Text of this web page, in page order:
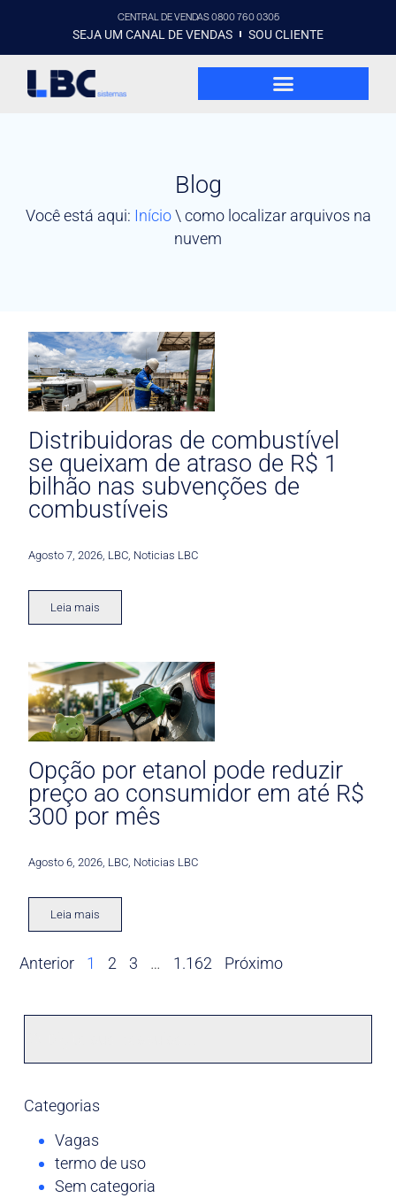
CENTRAL DE VENDAS 0800 760 0305
SEJA UM CANAL DE VENDAS SOU CLIENTE
Blog
Você está aqui: Início\ como localizar arquivos na
nuvem
Distribuidoras de combustível
se queixam de atraso de R$ 1
bilhão nas subvenções de
combustíveis
Agosto 7, 2026 LBC Noticias LBC
Leia mais
Opção por etanol pode reduzir
preço ao consumidor em até R$
300 por mês
Agosto 6, 2026 LBC Noticias LBC
Leia mais
Anterior 1 2 3 … 1.162 Próximo
Categorias
Vagas
termo de uso
Sem categoria